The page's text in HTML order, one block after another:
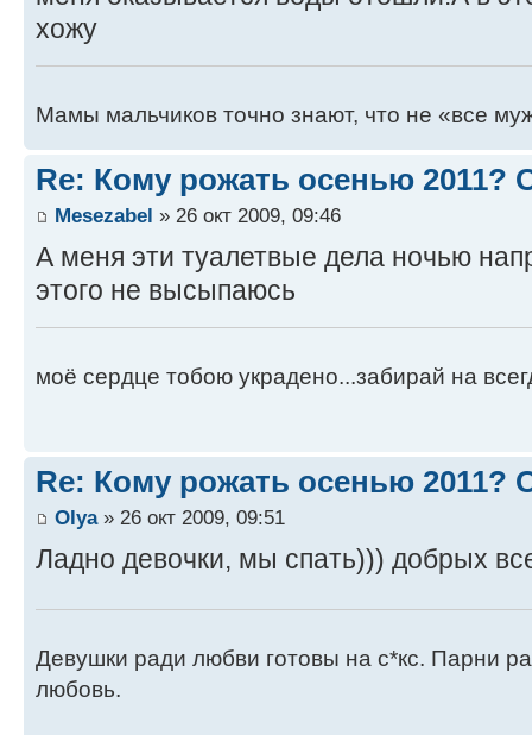
хожу
Мамы мальчиков точно знают, что не «все
Re: Кому рожать осенью 2011?
Mesezabel » 26 окт 2009, 09:46
А меня эти туалетвые дела ночью
этого не высыпаюсь
моё сердце тобою украдено...забирай на
Re: Кому рожать осенью 2011?
Оlya» 26 окт 2009, 09:51
Ладно девочки, мы спать))) добрых
Девушки ради любви готовы на с*кс. Парни
любовь.